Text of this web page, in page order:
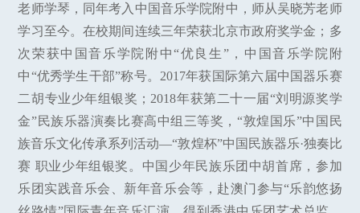
老师学琴，同年考入中国音乐学院附中，师从吴晓芳老师
学习至今。在校期间连续三年荣获北京市政府奖学金；多
次荣获中国音乐学院附中“优良生”，中国音乐学院附
中“优秀学生干部”称号。2017年获国际第六届中国器乐赛
二胡专业少年组银奖；2018年获第二十一届“刘明源奖学
金”民族乐器演奏比赛高中组三等奖，“敦煌国乐”中国民
族音乐文化传承系列活动—“敦煌杯”中国民族器乐·独奏比
赛 职业少年组银奖。中国少年民族乐团中胡首席，参加
乐团实践音乐会、新年音乐会等，赴澳门参与“乐韵悠扬